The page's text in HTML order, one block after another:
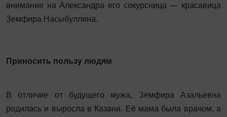
внимание на Александра его сокурсница — красавица
Земфира Насыбуллина.
Приносить пользу людям
В отличие от будущего мужа, Земфира Азальевна
родилась и выросла в Казани. Её мама была врачом, а